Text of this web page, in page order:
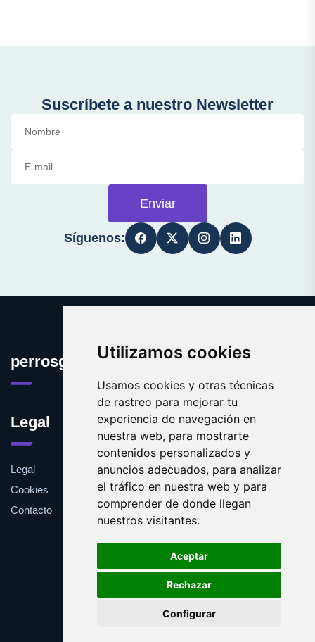
Utilizamos cookies
Usamos cookies y otras técnicas
de rastreo para mejorar tu
experiencia de navegación en
nuestra web, para mostrarte
contenidos personalizados y
anuncios adecuados, para analizar
el tráfico en nuestra web y para
comprender de donde llegan
nuestros visitantes.
Aceptar
Rechazar
Configurar
Suscríbete a nuestro Newsletter
Enviar
Síguenos:
perrosguia.es
Legal
Legal
Cookies
Contacto
Update cookies preferences
Copyright © 2025 perrosguia.es